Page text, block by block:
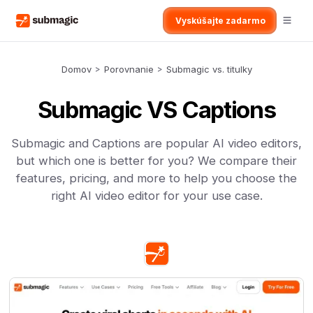
Vyskúšajte zadarmo
Domov > Porovnanie > Submagic vs. titulky
Submagic VS Captions
Submagic and Captions are popular AI video editors,
but which one is better for you? We compare their
features, pricing, and more to help you choose the
right AI video editor for your use case.